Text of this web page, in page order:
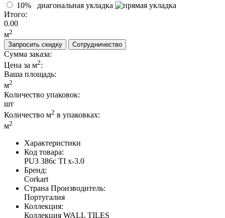
10% диагональная укладка
Итого:
0.00
м2
Запросить скидку
Сотрудничество
Сумма заказа:
Цена за м2:
Ваша площадь:
м2
Количество упаковок:
шт
Количество м2 в упаковках:
м2
Характеристики
Код товара:
PU3 386c TI x-3.0
Бренд:
Corkart
Страна Производитель:
Португалия
Коллекция:
Коллекция WALL TILES